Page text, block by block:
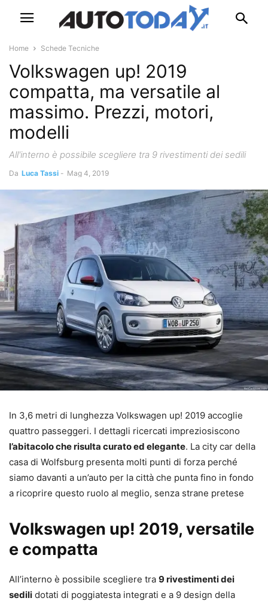
Home Schede Tecniche
Volkswagen up! 2019
compatta, ma versatile al
massimo. Prezzi, motori,
modelli
All'interno è possibile scegliere tra 9 rivestimenti dei sedili
Da Luca Tassi - Mag 4, 2019
In 3,6 metri di lunghezza Volkswagen up! 2019 accoglie
quattro passeggeri. I dettagli ricercati impreziosiscono
l’abitacolo che risulta curato ed elegante. La city car della
casa di Wolfsburg presenta molti punti di forza perché
siamo davanti a un’auto per la città che punta fino in fondo
a ricoprire questo ruolo al meglio, senza strane pretese
Volkswagen up! 2019, versatile
e compatta
All’interno è possibile scegliere tra 9 rivestimenti dei
sedili dotati di poggiatesta integrati e a 9 design della